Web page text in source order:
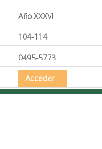
Año XXXVI
104-114
0495-5773
Acceder